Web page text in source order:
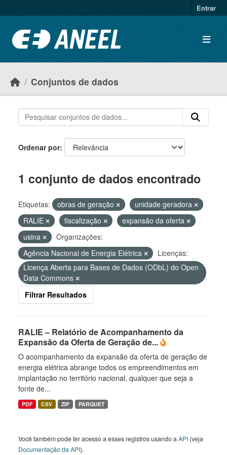
Entrar
Conjuntos de dados
Ordenar por
1 conjunto de dados encontrado
Etiquetas: obras de geração
unidade geradora
RALIE
fiscalização
expansão da oferta
usina
Organizações:
Agência Nacional de Energia Elétrica
Licenças:
Licença Aberta para Bases de Dados (ODbL) do Open
Data Commons
Filtrar Resultados
RALIE – Relatório de Acompanhamento da
Expansão da Oferta de Geração de...
O acompanhamento da expansão da oferta de geração de
energia elétrica abrange todos os empreendimentos em
implantação no território nacional, qualquer que seja a
fonte de...
PDF CSV ZIP PARQUET
Você também pode ter acesso a esses registros usando a API (veja
Documentação da API).